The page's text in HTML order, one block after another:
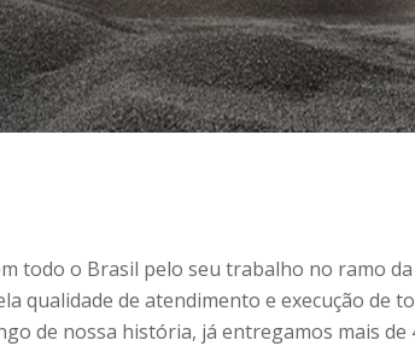
todo o Brasil pelo seu trabalho no ramo
qualidade de atendimento e execução de
de nossa história, já entregamos mais de